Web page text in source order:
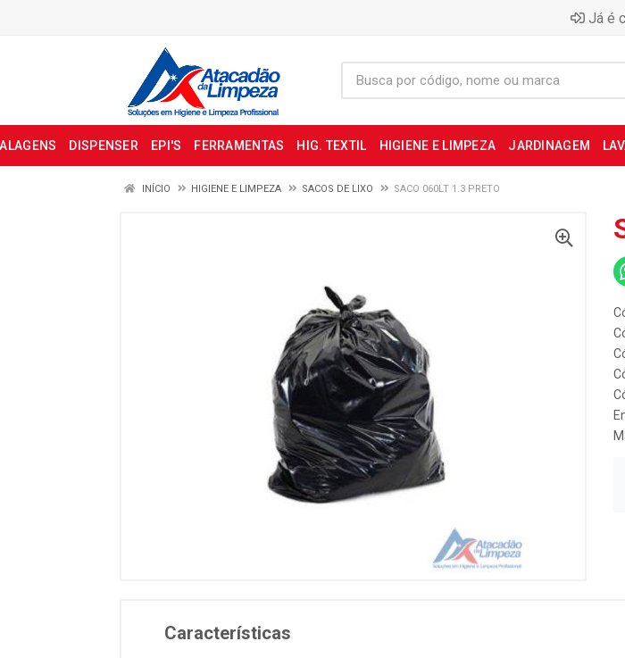
Já é
DISPENSER EPI'S FERRAMENTAS HIG. TEXTIL HIGIENE E LIMPEZA JARDINAGEM
INÍCIO HIGIENE E LIMPEZA SACOS DE LIXO SACO 060LT 1.3 PRETO
Características